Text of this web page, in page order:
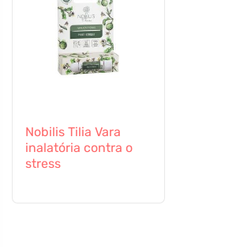
Nobilis Tilia Vara
inalatória contra o
stress